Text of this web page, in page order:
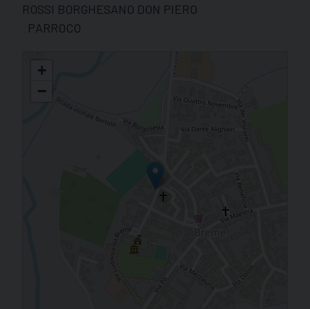
ROSSI BORGHESANO DON PIERO
PARROCO
+
−